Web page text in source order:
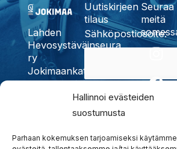
Hallinnoi evästeiden
suostumusta
Parhaan kokemuksen tarjoamiseksi
Lahden
Hevosystäväinseura
ry
Jokimaankatu
6, 15700
6440
Uutiskirjeen
tilaus
Sähköpostiosoite:
Kyllä,
tilaan
Seuraa
meitä
I
s
r
F
c
o
X
t
t
Y
u
e
T
k